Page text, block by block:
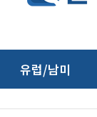
유럽/남미